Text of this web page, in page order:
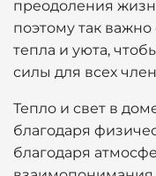
преодоления
поэтому так
тепла и уюта,
силы для всех
Тепло и свет в
благодаря
благодаря